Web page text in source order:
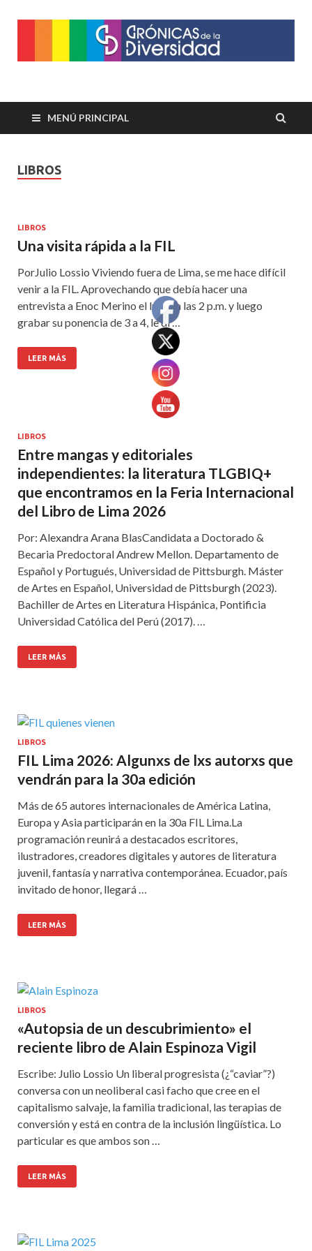
Crónicas de la
Diversidad
peruana
MENÚ PRINCIPAL
LIBROS
LIBROS
Una visita rápida a la FIL
PorJulio Lossio Viviendo fuera de Lima, se me hace difícil
venir a la FIL. Aprovechando que debía hacer una
entrevista a Enoc Merino el lunes a las 2 p.m. y luego
grabar su ponencia de 3 a 4, le di …
LEER MÁS
LIBROS
Entre mangas y editoriales
independientes: la literatura TLGBIQ+
que encontramos en la Feria Internacional
del Libro de Lima 2026
Por: Alexandra Arana BlasCandidata a Doctorado &
Becaria Predoctoral Andrew Mellon. Departamento de
Español y Portugués, Universidad de Pittsburgh. Máster
de Artes en Español, Universidad de Pittsburgh (2023).
Bachiller de Artes en Literatura Hispánica, Pontificia
Universidad Católica del Perú (2017). …
LEER MÁS
LIBROS
FIL Lima 2026: Algunxs de lxs autorxs que
vendrán para la 30a edición
Más de 65 autores internacionales de América Latina,
Europa y Asia participarán en la 30a FIL Lima.La
programación reunirá a destacados escritores,
ilustradores, creadores digitales y autores de literatura
juvenil, fantasía y narrativa contemporánea. Ecuador, país
invitado de honor, llegará …
LEER MÁS
LIBROS
«Autopsia de un descubrimiento» el
reciente libro de Alain Espinoza Vigil
Escribe: Julio Lossio Un liberal progresista (¿“caviar”?)
conversa con un neoliberal casi facho que cree en el
capitalismo salvaje, la familia tradicional, las terapias de
conversión y está en contra de la inclusión lingüística. Lo
particular es que ambos son …
LEER MÁS